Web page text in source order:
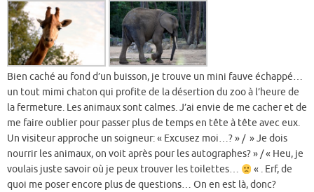
Bien caché au fond d’un buisson, je trouve un mini fauve échappé…
un tout mimi chaton qui profite de la désertion du zoo à l’heure de
la fermeture. Les animaux sont calmes. J’ai envie de me cacher et de
me faire oublier pour passer plus de temps en tête à tête avec eux.
Un visiteur approche un soigneur: « Excusez moi…? » / » Je dois
nourrir les animaux, on voit après pour les autographes? » / « Heu, je
voulais juste savoir où je peux trouver les toilettes…
« . Erf, de
quoi me poser encore plus de questions… On en est là, donc?